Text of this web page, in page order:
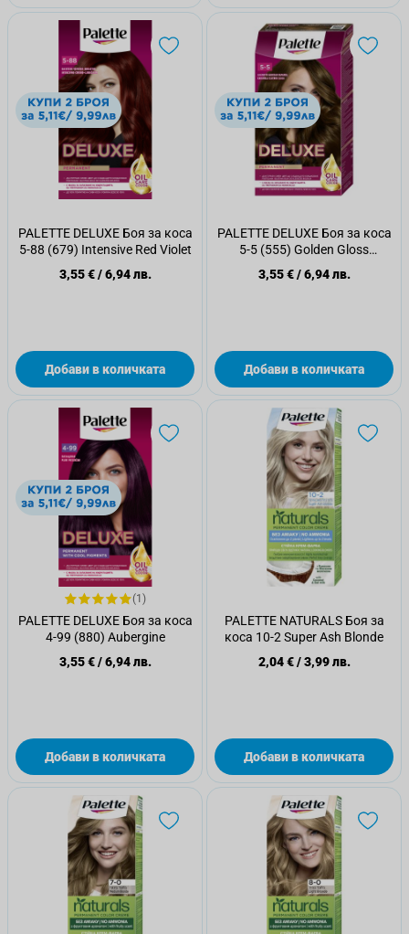
PALETTE DELUXE Боя за коса
5-88 (679) Intensive Red Violet
3,55 €/6,94 лв.
Добави в количката
PALETTE DELUXE Боя за коса
5-5 (555) Golden Gloss
Caramel
3,55 €/6,94 лв.
Добави в количката
(1)
PALETTE DELUXE Боя за коса
4-99 (880) Aubergine
3,55 €/6,94 лв.
Добави в количката
PALETTE NATURALS Боя за
коса 10-2 Super Ash Blonde
2,04 €/3,99 лв.
Добави в количката